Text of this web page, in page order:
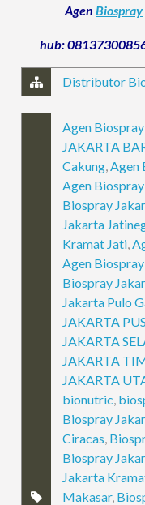
Agen Biospray
hub:
Distributor
Agen
JAKARTA
Cakung,Agen
Agen
Biospray
Jakarta
Kramat Jati,
Agen
Biospray
Jakarta Pulo
JAKARTA
JAKARTA
JAKARTA
JAKARTA
bionutric,
Biospray
Ciracas,
Biospray
Jakarta
Makasar,